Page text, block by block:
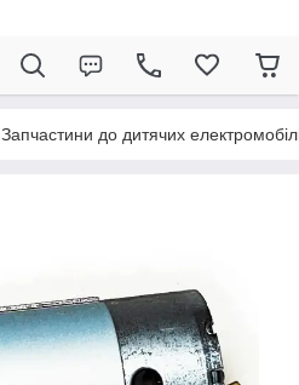
Запчастини до дитячих